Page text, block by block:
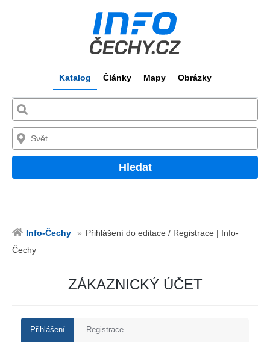
Katalog Články Mapy Obrázky
Hledat
Info-Čechy
Přihlášení do editace / Registrace | Info-
Čechy
ZÁKAZNICKÝ ÚČET
Přihlášení Registrace